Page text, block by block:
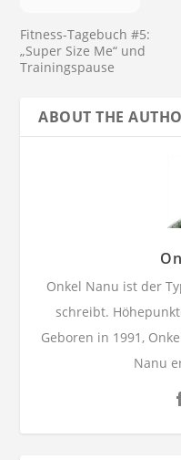
Fitness-Tagebuch #5:
„Super Size Me“ und
Trainingspause
ABOUT THE
Onkel Nanu ist der
schreibt.
Geboren in 1991,
Nanu